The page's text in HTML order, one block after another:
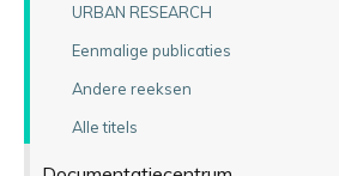
URBAN RESEARCH
Eenmalige publicaties
Andere reeksen
Alle titels